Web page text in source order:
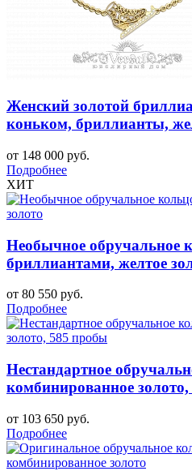
Женский золотой
коньком, бриллианты,
от 148 000 руб.
Подробнее
ХИТ
Необычное обручальное
бриллиантами, желтое
от 80 550 руб.
Подробнее
Нестандартное
комбинированное
от 103 650 руб.
Подробнее